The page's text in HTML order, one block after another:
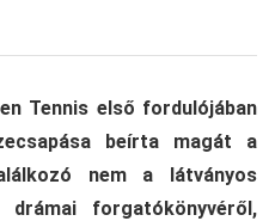
Tennis első fordulójában
beírta magát a
nem a látványos
drámai forgatókönyvéről,